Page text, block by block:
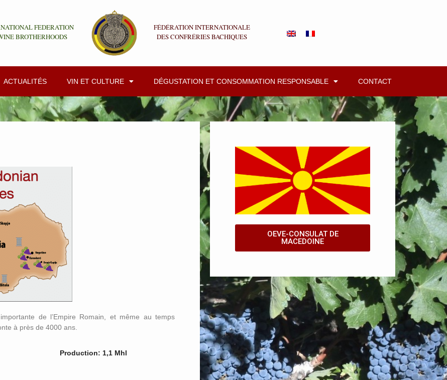
FEDERATION
BROTHERHOODS
FÉDÉRATION INTERNATIONALE
DES CONFRÉRIES BACHIQUES
ACTUALITÉS VIN ET CULTURE DÉGUSTATION ET CONSOMMATION RESPONSABLE CONTACT
de l’Empire Romain, et même au temps
à près de 4000 ans.
Production: 1,1 Mhl
OEVE-CONSULAT DE
MACEDOINE